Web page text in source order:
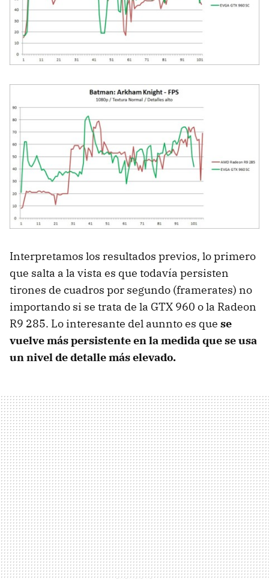
Interpretamos los resultados previos, lo primero
que salta a la vista es que todavía persisten
tirones de cuadros por segundo (framerates) no
importando si se trata de la GTX 960 o la Radeon
R9 285. Lo interesante del aunnto es que se
vuelve más persistente en la medida que se usa
un nivel de detalle más elevado.